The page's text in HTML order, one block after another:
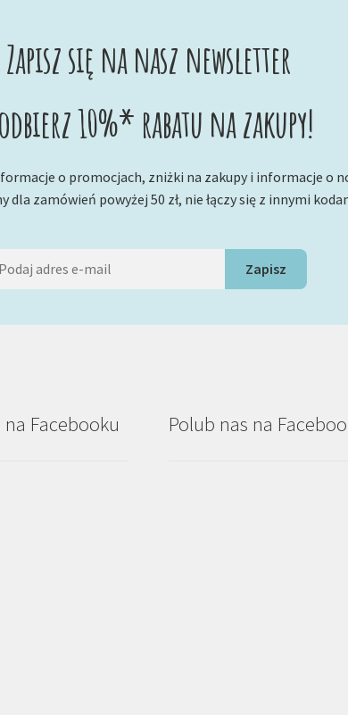
Zapisz się na nasz newsletter
10%* rabatu na zakupy!
o promocjach, zniżki na zakupy i informacje o
dla zamówień powyżej 50 zł, nie łączy się z innymi
na Facebooku Polub nas na